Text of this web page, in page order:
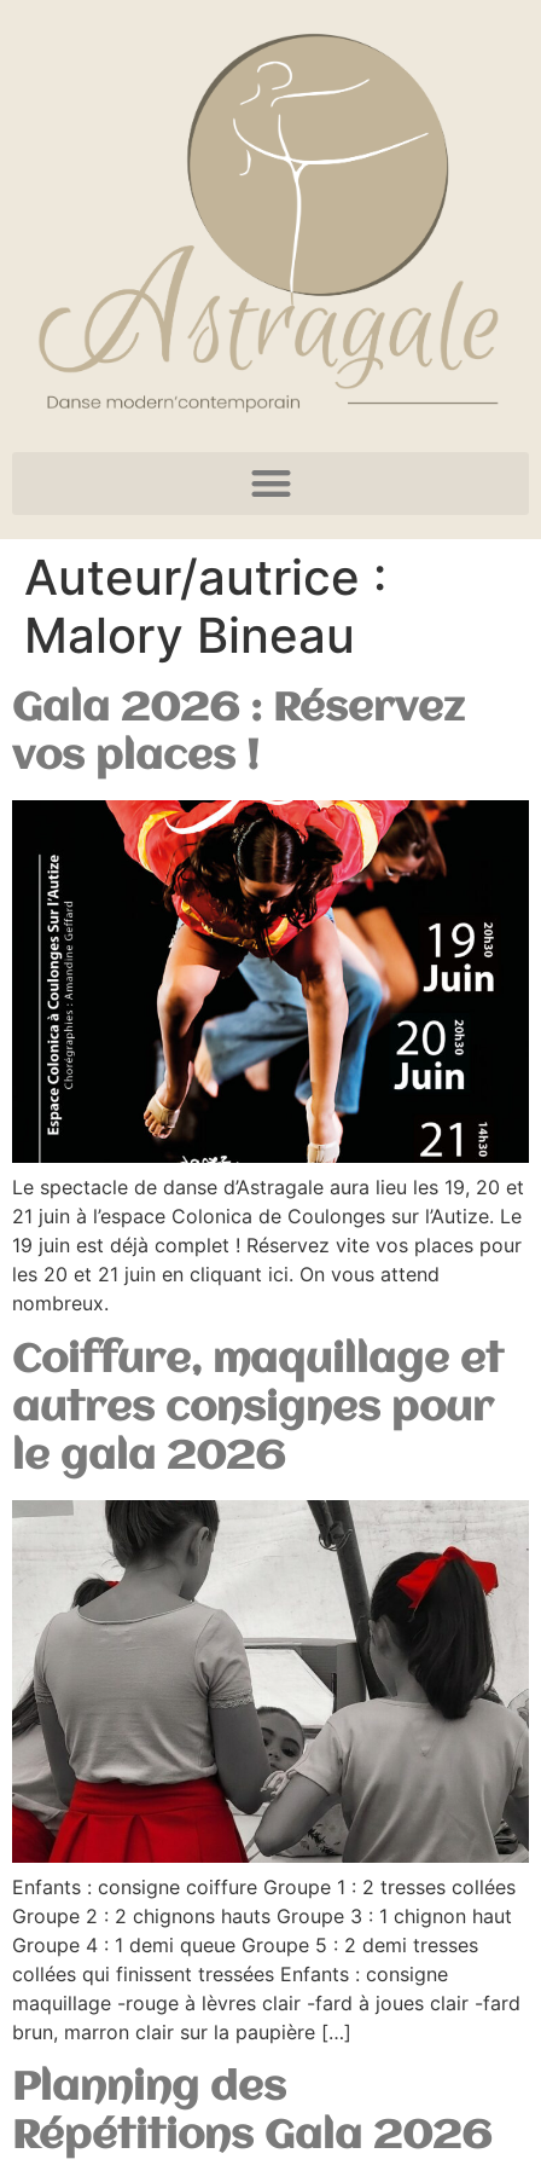
Auteur/autrice :
Malory Bineau
Gala 2026 : Réservez
vos places !
Le spectacle de danse d’Astragale aura lieu les 19, 20 et
21 juin à l’espace Colonica de Coulonges sur l’Autize. Le
19 juin est déjà complet ! Réservez vite vos places pour
les 20 et 21 juin en cliquant ici. On vous attend
nombreux.
Coiffure, maquillage et
autres consignes pour
le gala 2026
Enfants : consigne coiffure Groupe 1 : 2 tresses collées
Groupe 2 : 2 chignons hauts Groupe 3 : 1 chignon haut
Groupe 4 : 1 demi queue Groupe 5 : 2 demi tresses
collées qui finissent tressées Enfants : consigne
maquillage -rouge à lèvres clair -fard à joues clair -fard
brun, marron clair sur la paupière […]
Planning des
Répétitions Gala 2026